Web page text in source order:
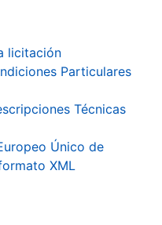
licitación
Particulares
Técnicas
Único de
XML